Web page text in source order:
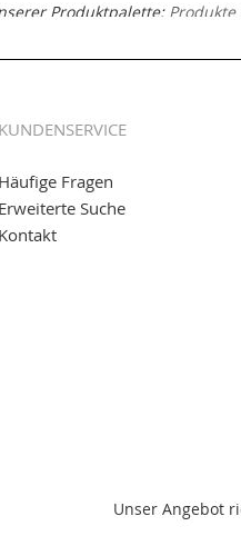
Produktpalette:
Identity (CI)
paydirekt
(inkl. Maestro)
Überweisung sowie eps
Partnershop
KUNDENSERVICE
Häufige Fragen
Erweiterte Suche
Kontakt
Unser Angebot